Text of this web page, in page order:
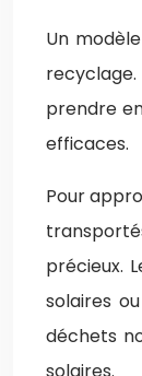
Un
prendre
efficaces.
Pour
précieux.
solaires
déchets